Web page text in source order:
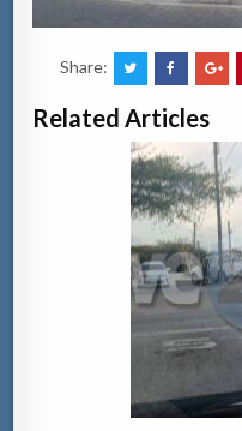
Share:
Related Articles